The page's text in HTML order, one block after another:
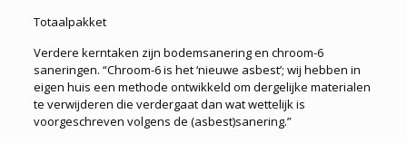
Totaalpakket
Verdere kerntaken zijn bodemsanering en chroom-6
saneringen. “Chroom-6 is het ‘nieuwe asbest’; wij hebben in
eigen huis een methode ontwikkeld om dergelijke materialen
te verwijderen die verdergaat dan wat wettelijk is
voorgeschreven volgens de (asbest)sanering.”